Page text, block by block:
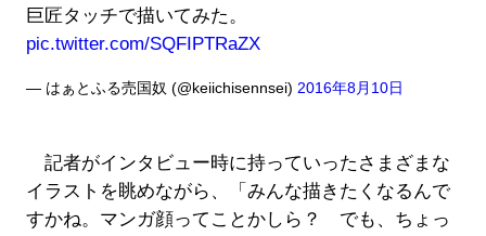
巨匠タッチで描いてみた。
pic.twitter.com/SQFIPTRaZX
— はぁとふる売国奴 (@keiichisennsei) 2016年8月10日
記者がインタビュー時に持っていったさまざまな
イラストを眺めながら、「みんな描きたくなるんで
すかね。マンガ顔ってことかしら？ でも、ちょっ